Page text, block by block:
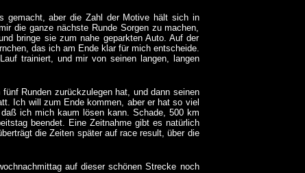
gemacht, aber die Zahl der Motive hält sich in
die ganze nächste Runde Sorgen zu machen,
bringe sie zum nahe geparkten Auto. Auf der
das ich am Ende klar für mich entscheide.
trainiert, und mir von seinen langen, langen
Runden zurückzulegen hat, und dann seinen
Ich will zum Ende kommen, aber er hat so viel
ich mich kaum lösen kann. Schade, 500 km
beendet. Eine Zeitnahme gibt es natürlich
die Zeiten später auf race result, über die
auf dieser schönen Strecke noch